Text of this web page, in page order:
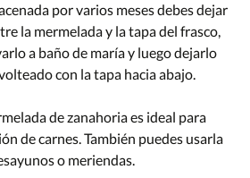
por varios meses debes dejar
la mermelada y la tapa del frasco,
a baño de maría y luego dejarlo
con la tapa hacia abajo.
de zanahoria es ideal para
de carnes. También puedes usarla
o meriendas.